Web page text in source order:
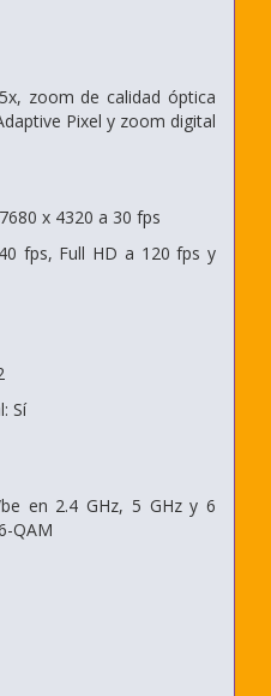
zoom de calidad óptica
Pixel y zoom digital
x 4320 a 30 fps
fps, Full HD a 120 fps y
Sí
en 2.4 GHz, 5 GHz y 6
QAM